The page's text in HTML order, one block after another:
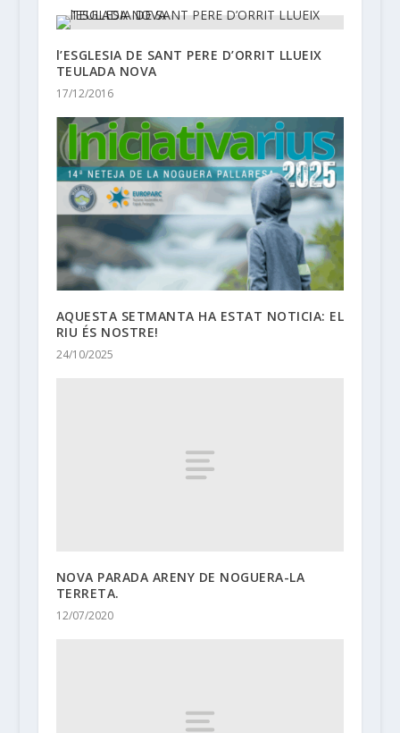
l’ESGLESIA DE SANT PERE D’ORRIT LLUEIX
TEULADA NOVA
17/12/2016
AQUESTA SETMANTA HA ESTAT NOTICIA: EL
RIU ÉS NOSTRE!
24/10/2025
NOVA PARADA ARENY DE NOGUERA-LA
TERRETA.
12/07/2020